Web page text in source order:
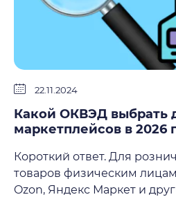
22.11.2024
Какой ОКВЭД выбрать
маркетплейсов в 2026
Короткий ответ. Для
товаров физическим
Ozon, Яндекс Маркет и